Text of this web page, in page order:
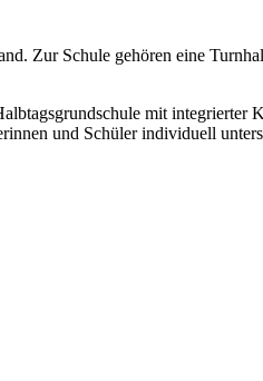
Zur Schule gehören eine
mit
und Schüler individuell